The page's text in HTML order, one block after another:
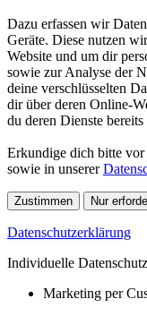
Dazu erfassen wir
Geräte. Diese nutzen
Website und um dir
sowie zur Analyse der
deine verschlüsselten
dir über deren Online-
du deren Dienste bereits
Erkundige dich bitte
sowie in unserer
Zustimmen Nur
Datenschutzerklärung
Individuelle
Marketing per